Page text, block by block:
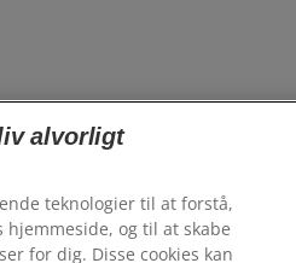
alvorligt
teknologier til at forstå,
og til at skabe
for dig. Disse cookies kan